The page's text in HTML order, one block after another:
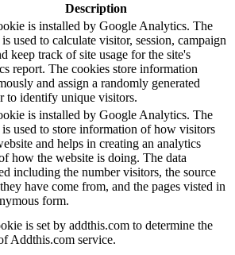
Description
is installed by Google Analytics. The
used to calculate visitor, session, campaign
keep track of site usage for the site's
report. The cookies store information
and assign a randomly generated
to identify unique visitors.
is installed by Google Analytics. The
used to store information of how visitors
and helps in creating an analytics
how the website is doing. The data
including the number visitors, the source
have come from, and the pages visted in
form.
is set by addthis.com to determine the
Addthis.com service.